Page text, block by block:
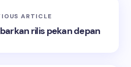
ARTICLE
rilis pekan depan